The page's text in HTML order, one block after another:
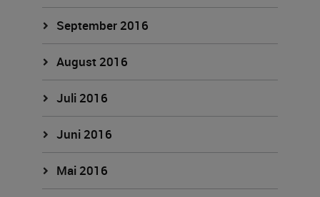
September 2016
August 2016
Juli 2016
Juni 2016
Mai 2016